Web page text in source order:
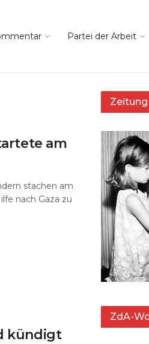
Partei der Arbeit
am
stachen am
nach Gaza zu
kündigt
ZdA-